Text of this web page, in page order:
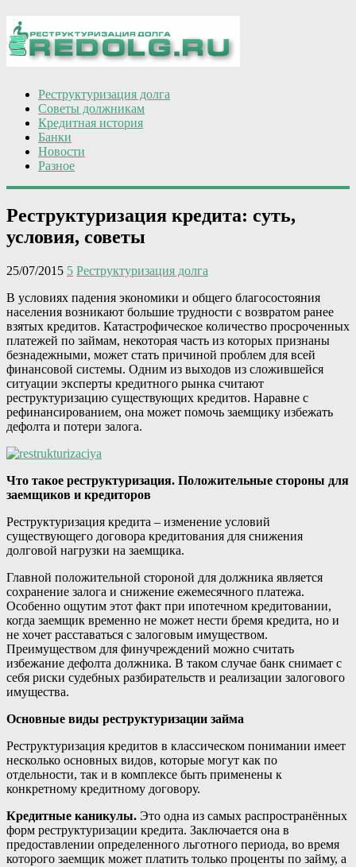
Реструктуризация долга
Советы должникам
Кредитная история
Банки
Новости
Разное
Реструктуризация кредита: суть,
условия, советы
25/07/2015 5 Реструктуризация долга
В условиях падения экономики и общего благосостояния
населения возникают большие трудности с возвратом ранее
взятых кредитов. Катастрофическое количество просроченных
платежей по займам, некоторая часть из которых признаны
безнадежными, может стать причиной проблем для всей
финансовой системы. Одним из выходов из сложившейся
ситуации эксперты кредитного рынка считают
реструктуризацию существующих кредитов. Наравне с
рефинансированием, она может помочь заемщику избежать
дефолта и потери залога.
Что такое реструктуризация. Положительные стороны для
заемщиков и кредиторов
Реструктуризация кредита – изменение условий
существующего договора кредитования для снижения
долговой нагрузки на заемщика.
Главной положительной стороной для должника является
сохранение залога и снижение ежемесячного платежа.
Особенно ощутим этот факт при ипотечном кредитовании,
когда заемщик временно не может нести бремя кредита, но и
не хочет расставаться с залоговым имуществом.
Преимуществом для финучреждений можно считать
избежание дефолта должника. В таком случае банк снимает с
себя риски судебных разбирательств и реализации залогового
имущества.
Основные виды реструктуризации займа
Реструктуризация кредитов в классическом понимании имеет
несколько основных видов, которые могут как по
отдельности, так и в комплексе быть применены к
конкретному кредитному договору.
Кредитные каникулы. Это одна из самых распространённых
форм реструктуризации кредита. Заключается она в
предоставлении определенного льготного периода, во время
которого заемщик может платить только проценты по займу, а